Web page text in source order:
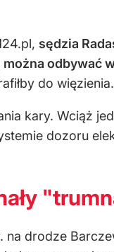
sędzia
odbywać
do więzienia.
kary. Wciąż
dozoru
drodze